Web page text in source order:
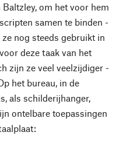
om het voor hem
samen te binden -
nog steeds gebruikt in
deze taak van het
zijn ze veel veelzijdiger -
het bureau, in de
als schilderijhanger,
ontelbare toepassingen